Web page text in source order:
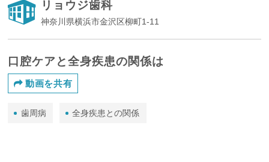
リョウジ歯科
神奈川県横浜市金沢区柳町1-11
口腔ケアと全身疾患の関係は
動画を共有
歯周病 全身疾患との関係